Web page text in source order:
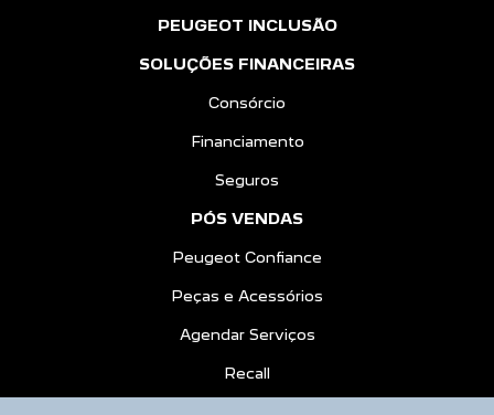
PEUGEOT INCLUSÃO
SOLUÇÕES FINANCEIRAS
Consórcio
Financiamento
Seguros
PÓS VENDAS
Peugeot Confiance
Peças e Acessórios
Agendar Serviços
Recall